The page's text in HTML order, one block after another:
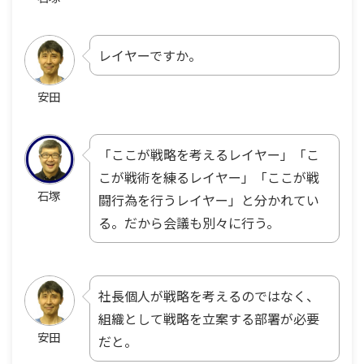
安田
レイヤーですか。
石塚
「ここが戦略を考えるレイヤー」「こ
こが戦術を練るレイヤー」「ここが戦
闘行為を行うレイヤー」と分かれてい
る。だから会議も別々に行う。
安田
社長個人が戦略を考えるのではなく、
組織として戦略を立案する部署が必要
だと。